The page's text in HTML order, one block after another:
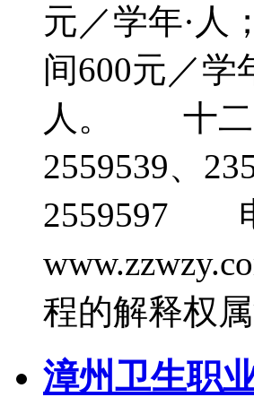
元／学年·
间600元／
人。 十二
2559539、
2559597
程的解释权
漳州卫生职